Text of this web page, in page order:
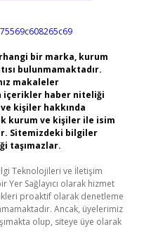
bir marka, kurum
bulunmamaktadır.
makaleler
içerikler haber niteliği
kişiler hakkında
kurum ve kişiler ile isim
Sitemizdeki bilgiler
taşımazlar.
Teknolojileri ve İletişim
Yer Sağlayıcı olarak hizmet
proaktif olarak denetleme
Ancak, üyelerimiz
olup, siteye üye olarak